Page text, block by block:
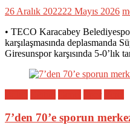
26 Aralık 202222 Mayıs 2026
• TECO Karacabey
karşılaşmasında deplasmanda
Giresunspor karşısında 5-0’lık
7’den 70’e sporun